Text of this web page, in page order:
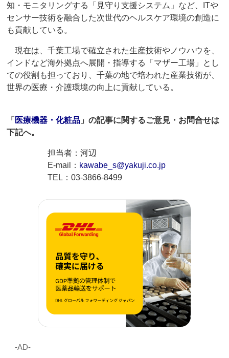
知・モニタリングする「見守り支援システム」など、ITや
センサー技術を融合した次世代のヘルスケア環境の創造に
も貢献している。
現在は、千葉工場で確立された生産技術やノウハウを、
インドなど海外拠点へ展開・指導する「マザー工場」とし
ての役割も担っており、千葉の地で培われた産業技術が、
世界の医療・介護環境の向上に貢献している。
「 医療機器・化粧品 」の記事に関するご意見・お問合せは
下記へ。
担当者：河辺
E-mail： kawabe_s@yakuji.co.jp
TEL：03-3866-8499
‐AD‐